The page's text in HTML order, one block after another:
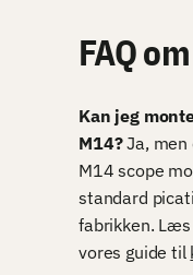
FAQ
Kan jeg
M14?Ja, men
M14 scope
standard
fabrikken.
vores guide til